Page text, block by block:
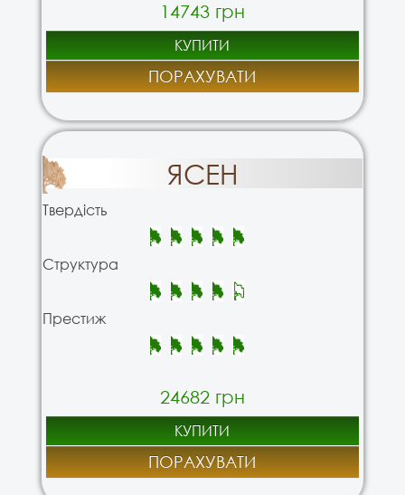
14743 грн
КУПИТИ
ПОРАХУВАТИ
ЯСЕН
Твердість
Структура
Престиж
24682 грн
КУПИТИ
ПОРАХУВАТИ